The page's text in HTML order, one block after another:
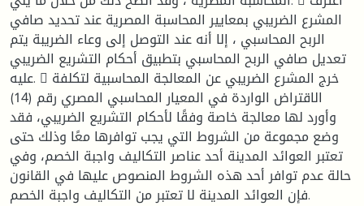
المشرع الضريبي بمعايير المحاسبة المصرية عند تحديد صافي
الربح المحاسبي ، إلا أنه عند التوصل إلى وعاء الضريبة يتم
تعديل صافي الربح المحاسبي بتطبيق أحكام التشريع الضريبي
عليه.  خرج المشرع الضريبي عن المعالجة المحاسبية لتكلفة
الاقتراض الواردة في المعيار المحاسبي المصري رقم (14)
وأورد لها معالجة خاصة وفقًا لأحكام التشريع الضريبي، فقد
وضع مجموعة من الشروط التي يجب توافرها معًا وذلك حتى
تعتبر العوائد المدينة أحد عناصر التكاليف واجبة الخصم، وفي
حالة عدم توافر أحد هذه الشروط المنصوص عليها في القانون
فإن العوائد المدينة لا تعتبر من التكاليف واجبة الخصم.